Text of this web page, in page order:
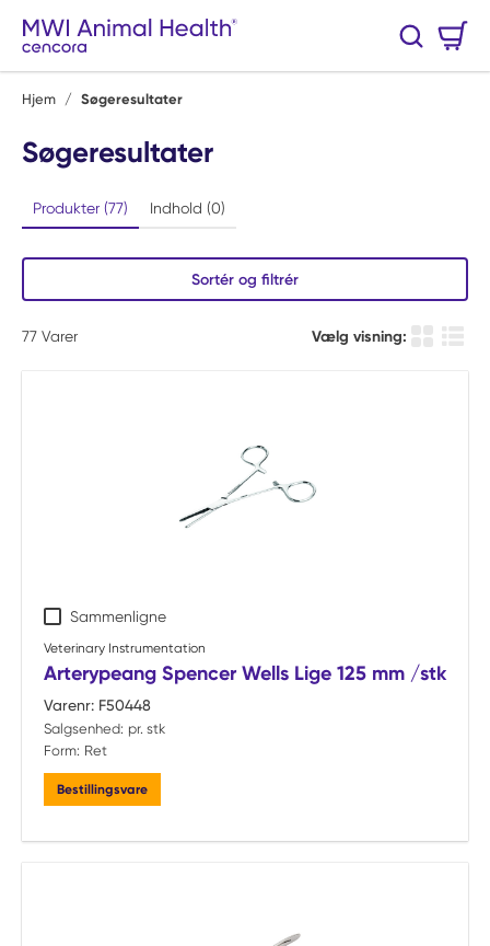
Spring til hovedindhold
Søg
Hjem / Søgeresultater
Søgeresultater
Produkter (77) Indhold (0)
Sortér og filtrér
77 Varer Vælg visning:
Sammenligne
Veterinary Instrumentation
Arterypeang Spencer Wells Lige 125 mm /stk
Varenr: F50448
Salgsenhed: pr. stk
Form: Ret
Bestillingsvare